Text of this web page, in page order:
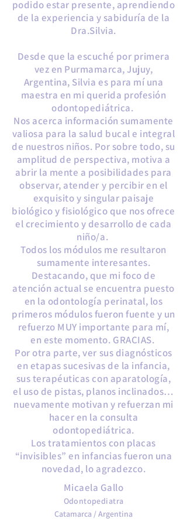
podido estar presente, aprendiendo
de la experiencia y sabiduría de la
Dra.Silvia.
Desde que la escuché por primera
vez en Purmamarca, Jujuy,
Argentina, Silvia es para mí una
maestra en mi querida profesión
odontopediátrica.
Nos acerca información sumamente
valiosa para la salud bucal e integral
de nuestros niños. Por sobre todo, su
amplitud de perspectiva, motiva a
abrir la mente a posibilidades para
observar, atender y percibir en el
exquisito y singular paisaje
biológico y fisiológico que nos ofrece
el crecimiento y desarrollo de cada
niño/a.
Todos los módulos me resultaron
sumamente interesantes.
Destacando, que mi foco de
atención actual se encuentra puesto
en la odontología perinatal, los
primeros módulos fueron fuente y un
refuerzo MUY importante para mí,
en este momento. GRACIAS.
Por otra parte, ver sus diagnósticos
en etapas sucesivas de la infancia,
sus terapéuticas con aparatología,
el uso de pistas, planos inclinados…
nuevamente motivan y refuerzan mi
hacer en la consulta
odontopediátrica.
Los tratamientos con placas
“invisibles” en infancias fueron una
novedad, lo agradezco.
Micaela Gallo
Odontopediatra
Catamarca / Argentina